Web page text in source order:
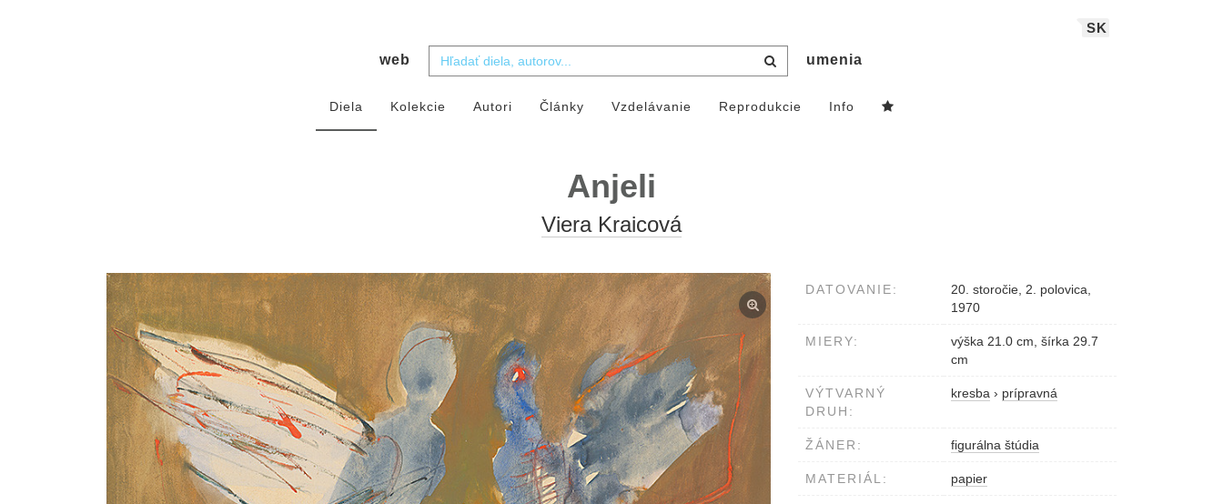
SK
web umenia
Diela Kolekcie Autori Články Vzdelávanie Reprodukcie Info
Anjeli
Viera Kraicová
DATOVANIE:
20. storočie, 2. polovica,
1970
MIERY:
výška 21.0 cm, šírka 29.7
cm
VÝTVARNÝ
DRUH:
kresba › prípravná
ŽÁNER: figurálna štúdia
MATERIÁL: papier